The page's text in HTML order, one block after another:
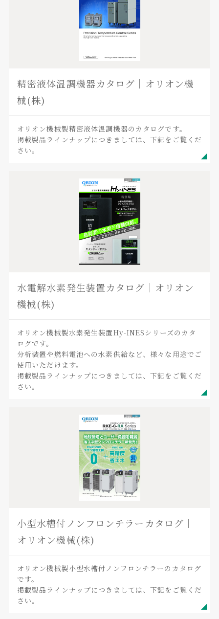
精密液体温調機器カタログ｜オリオン機
械(株)
オリオン機械製精密液体温調機器のカタログです。
掲載製品ラインナップにつきましては、下記をご覧くだ
さい。
水電解水素発生装置カタログ｜オリオン
機械(株)
オリオン機械製水素発生装置Hy-INESシリーズのカタ
ログです。
分析装置や燃料電池への水素供給など、様々な用途でご
使用いただけます。
掲載製品ラインナップにつきましては、下記をご覧くだ
さい。
小型水槽付ノンフロンチラーカタログ｜
オリオン機械(株)
オリオン機械製小型水槽付ノンフロンチラーのカタログ
です。
掲載製品ラインナップにつきましては、下記をご覧くだ
さい。